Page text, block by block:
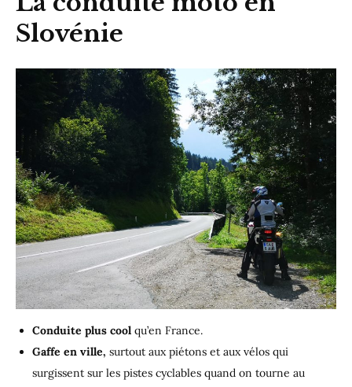
Slovénie
Conduite plus cool qu’en France.
Gaffe en ville, surtout aux piétons et aux vélos qui
surgissent sur les pistes cyclables quand on tourne au